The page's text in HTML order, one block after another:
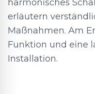
harmonisches
erläutern
Maßnahmen. Am
Funktion und eine
Installation.